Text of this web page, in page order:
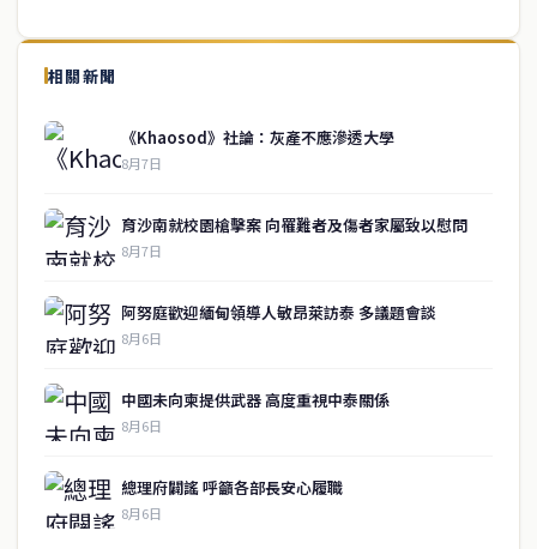
相關新聞
《Khaosod》社論：灰產不應滲透大學
8月7日
育沙南就校園槍擊案 向罹難者及傷者家屬致以慰問
8月7日
阿努庭歡迎緬甸領導人敏昂萊訪泰 多議題會談
8月6日
中國未向柬提供武器 高度重視中泰關係
8月6日
總理府闢謠 呼籲各部長安心履職
8月6日
泰國中文新聞（TCN）是一家總部設於曼谷的中文新聞媒體，致力於
供即時、客觀、多元的中文新聞內容。
快速連結
即時
政治
綜合
工商
歡迎來信洽詢合作事宜
service@thaichinesenews.com ↑ 回到頂端